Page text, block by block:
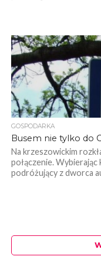
GOSPODARKA
Busem nie tylko do
Na krzeszowickim
połączenie. Wybierając
podróżujący z dworca